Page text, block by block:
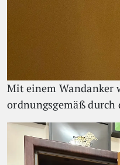
Mit einem Wandanker
ordnungsgemäß durch